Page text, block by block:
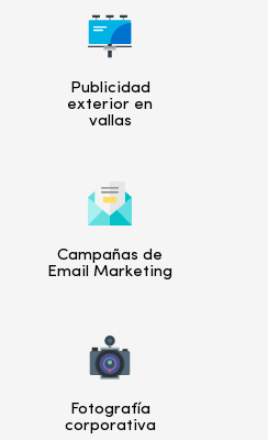
Publicidad
exterior en
vallas
Campañas de
Email Marketing
Fotografía
corporativa